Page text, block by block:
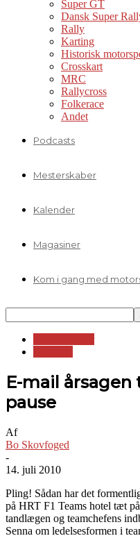
Super GT
Dansk Super
Rally
Karting
Historisk
Crosskart
MRC
Rallycross
Folkerace
Andet
Podcasts
Mesterskaber
Kalender
Magasiner
Kom i gang med
E-mail
pause
Af
Bo Skovfoged
-
14. juli 2010
Pling! Sådan har det
på HRT F1 Teams hotel tæt
tandlægen og teamchefens
Senna om ledelsesformen i